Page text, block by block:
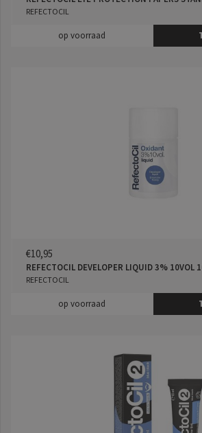
REFECTOCIL
op voorraad
€10,95
REFECTOCIL DEVELOPER LIQUID 3% 10VOL
REFECTOCIL
op voorraad